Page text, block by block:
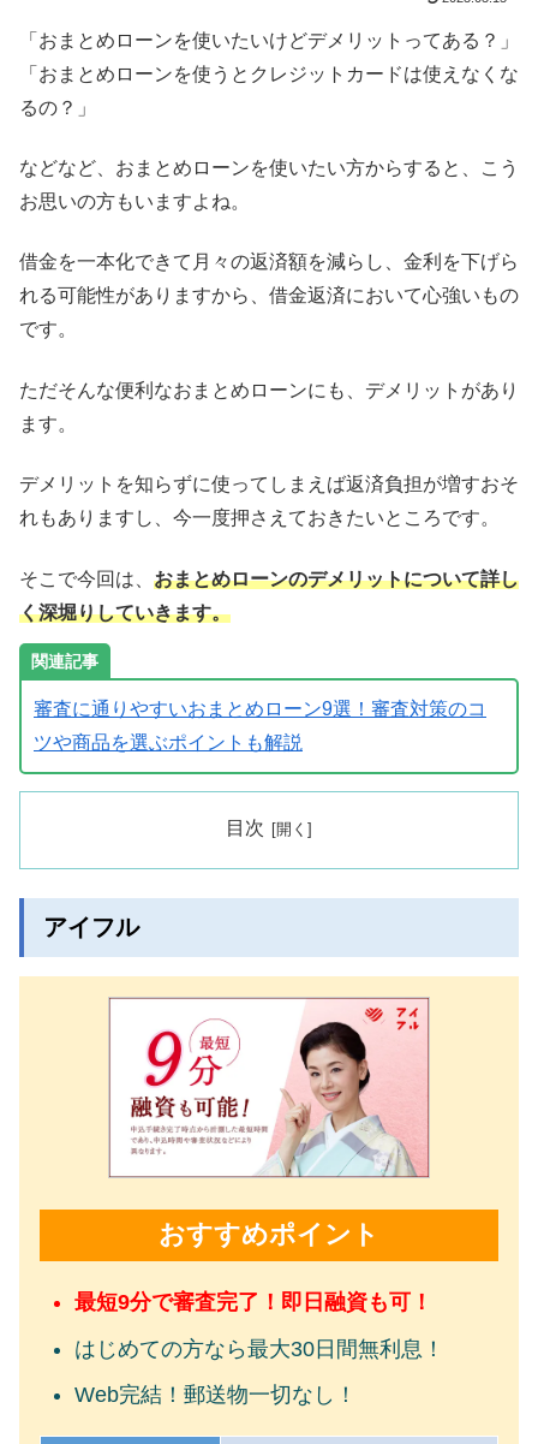
「おまとめローンを使いたいけどデメリットってある？」
「おまとめローンを使うとクレジットカードは使えなくな
るの？」
などなど、おまとめローンを使いたい方からすると、こう
お思いの方もいますよね。
借金を一本化できて月々の返済額を減らし、金利を下げら
れる可能性がありますから、借金返済において心強いもの
です。
ただそんな便利なおまとめローンにも、デメリットがあり
ます。
デメリットを知らずに使ってしまえば返済負担が増すおそ
れもありますし、今一度押さえておきたいところです。
そこで今回は、 おまとめローンのデメリットについて詳し
く深堀りしていきます。
審査に通りやすいおまとめローン9選！審査対策のコ
ツや商品を選ぶポイントも解説
目次
アイフル
おすすめポイント
最短9分で審査完了！即日融資も可！
はじめての方なら最大30日間無利息！
Web完結！郵送物一切なし！